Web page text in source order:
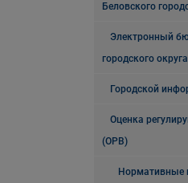
Беловского
Электронный
городского округа
Городской
Оценка
(ОРВ)
Нормативные